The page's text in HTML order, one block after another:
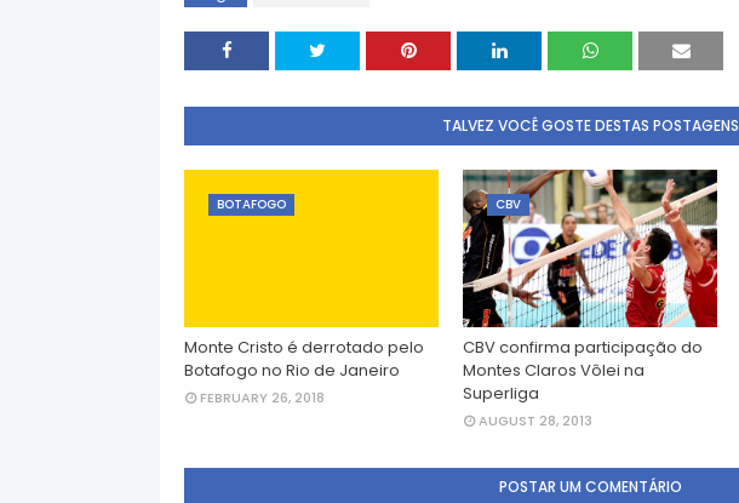
TALVEZ VOCÊ GOSTE DESTAS POSTAGENS
BOTAFOGO
Monte Cristo é derrotado pelo
Botafogo no Rio de Janeiro
FEBRUARY 26, 2018
CBV
CBV confirma participação do
Montes Claros Vôlei na
Superliga
AUGUST 28, 2013
POSTAR UM COMENTÁRIO